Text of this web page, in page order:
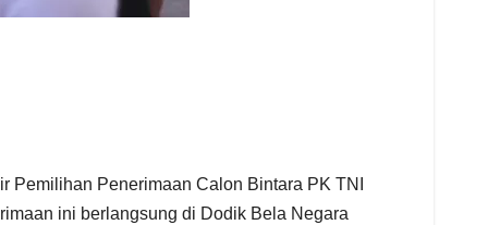
Pemilihan Penerimaan Calon Bintara PK TNI
ini berlangsung di Dodik Bela Negara